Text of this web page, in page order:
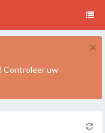
×
Controleer uw